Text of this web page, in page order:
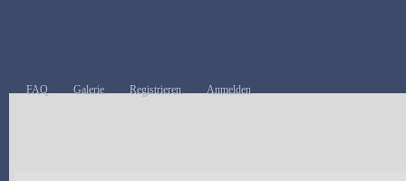
FAQ Galerie Registrieren Anmelden